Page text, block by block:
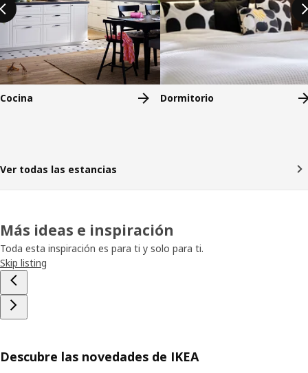
Cocina Dormitorio
Ver todas las estancias
Más ideas e inspiración
Toda esta inspiración es para ti y solo para ti.
Skip listing
Descubre las novedades de IKEA